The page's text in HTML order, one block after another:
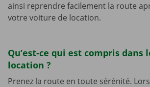
ainsi reprendre facilement la route
votre voiture de location.
Qu’est-ce qui est compris dans
location ?
Prenez la route en toute sérénité.